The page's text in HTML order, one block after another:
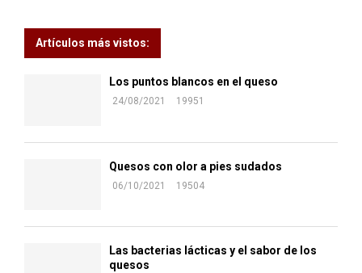
Artículos más vistos:
Los puntos blancos en el queso
24/08/2021 19951
Quesos con olor a pies sudados
06/10/2021 19504
Las bacterias lácticas y el sabor de los
quesos